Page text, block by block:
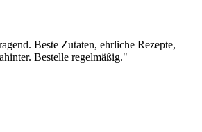
Beste Zutaten, ehrliche Rezepte,
Bestelle regelmäßig."